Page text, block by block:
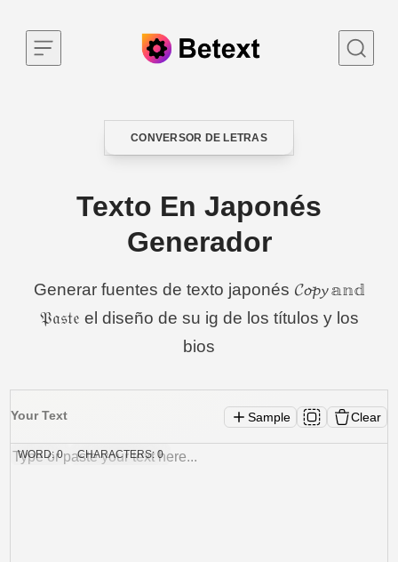
CATEGORY
CONVERSOR DE LETRAS
Texto En Japonés
Generador
Generar fuentes de texto japonés 𝓒𝓸𝓹𝔂 𝕒𝕟𝕕
𝔓𝔞𝔰𝔱𝔢 el diseño de su ig de los títulos y los
bios
Your Text Sample Clear
WORD:0 CHARACTERS: 0